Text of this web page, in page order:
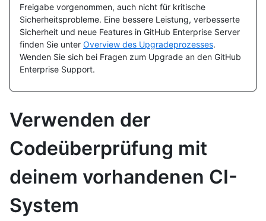
Freigabe vorgenommen, auch nicht für kritische
Sicherheitsprobleme. Eine bessere Leistung, verbesserte
Sicherheit und neue Features in GitHub Enterprise Server
finden Sie unter Overview des Upgradeprozesses.
Wenden Sie sich bei Fragen zum Upgrade an den GitHub
Enterprise Support.
Verwenden der
Codeüberprüfung mit
deinem vorhandenen CI-
System